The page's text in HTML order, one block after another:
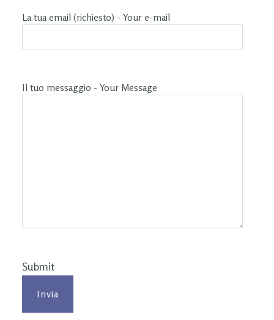
La tua email (richiesto) - Your e-mail
Il tuo messaggio - Your Message
Submit